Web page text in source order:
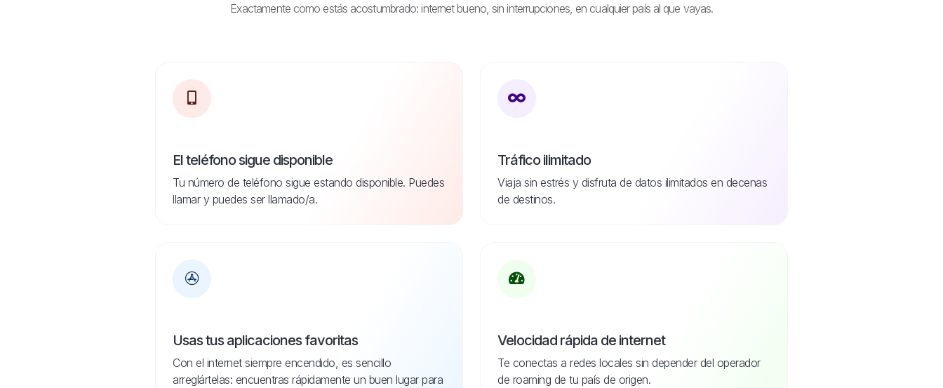
Exactamente como estás acostumbrado: internet bueno, sin interrupciones, en cualquier país al que vayas.
El teléfono sigue disponible
Tu número de teléfono sigue estando disponible. Puedes
llamar y puedes ser llamado/a.
Tráfico ilimitado
Viaja sin estrés y disfruta de datos ilimitados en decenas
de destinos.
Usas tus aplicaciones favoritas
Con el internet siempre encendido, es sencillo
arreglártelas: encuentras rápidamente un buen lugar para
Velocidad rápida de internet
Te conectas a redes locales sin depender del operador
de roaming de tu país de origen.